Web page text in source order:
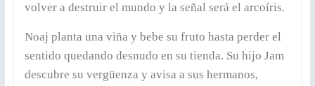
volver a destruir el mundo y la señal será el arcoíris.
Noaj planta una viña y bebe su fruto hasta perder el
sentido quedando desnudo en su tienda. Su hijo Jam
descubre su vergüenza y avisa a sus hermanos,